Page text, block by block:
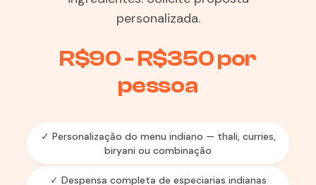
personalizada.
R$90 - R$350 por
pessoa
✓ Personalização do menu indiano — thali, curries,
biryani ou combinação
✓ Despensa completa de especiarias indianas